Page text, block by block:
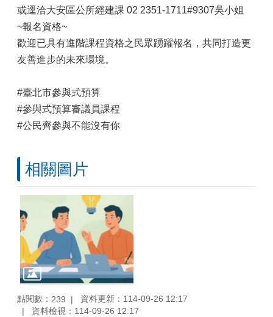
或逕洽大安區公所經建課 02 2351-1711#9307吳小姐
~報名資格~
歡迎已具有進階課程資格之民眾踴躍報名，共同打造更
友善進步的未來環境。
#臺北市參與式預算
#參與式預算審議員課程
#公民齊參與不能沒有你
相關圖片
點閱數： 239
資料更新：114-09-26 12:17
資料檢視：114-09-26 12:17